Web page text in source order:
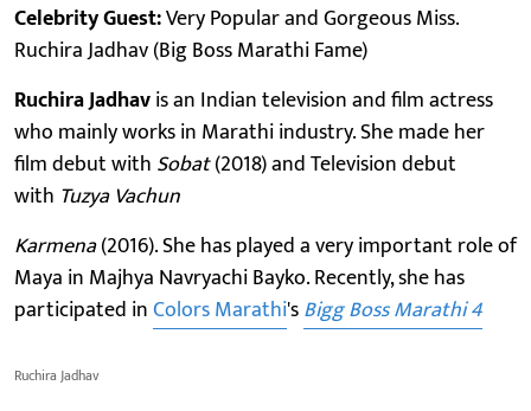
Celebrity Guest:Very Popular and Gorgeous Miss.
Ruchira Jadhav (Big Boss Marathi Fame)
Ruchira Jadhavis an Indian television and film actress
who mainly works in Marathi industry. She made her
film debut with Sobat(2018) and Television debut
with Tuzya Vachun
Karmena(2016). She has played a very important role of
Maya in Majhya Navryachi Bayko. Recently, she has
participated inColors Marathi'sBigg Boss Marathi 4
Ruchira Jadhav